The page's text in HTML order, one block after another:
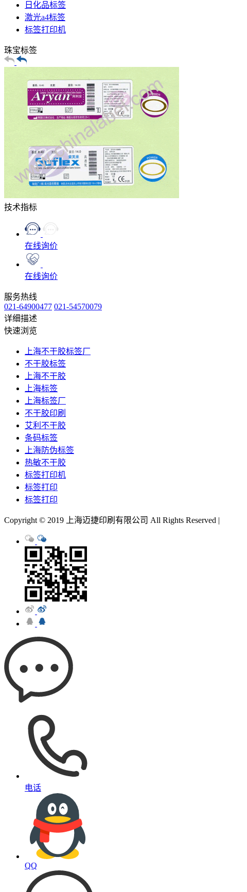
日化品标签
激光a4标签
标签打印机
珠宝标签
技术指标
在线询价
在线询价
服务热线
021-64900477 021-54570079
详细描述
快速浏览
上海不干胶标签厂
不干胶标签
上海不干胶
上海标签
上海标签厂
不干胶印刷
艾利不干胶
条码标签
上海防伪标签
热敏不干胶
标签打印机
标签打印
标签打印
Copyright © 2019 上海迈捷印刷有限公司 All Rights Reserved |
电话
QQ